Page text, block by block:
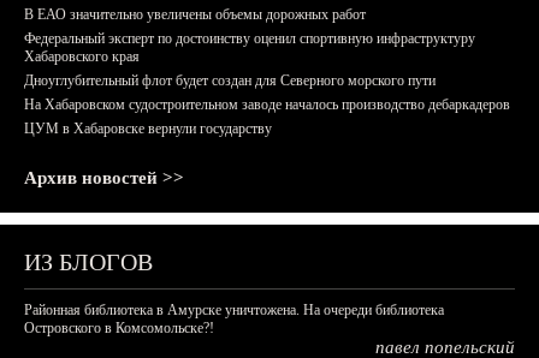
В ЕАО значительно увеличены объемы дорожных работ
Федеральный эксперт по достоинству оценил спортивную инфраструктуру
Хабаровского края
Дноуглубительный флот будет создан для Северного морского пути
На Хабаровском судостроительном заводе началось производство дебаркадеров
ЦУМ в Хабаровске вернули государству
Архив новостей >>
ИЗ БЛОГОВ
Районная библиотека в Амурске уничтожена. На очереди библиотека
Островского в Комсомольске?!
павел попельский